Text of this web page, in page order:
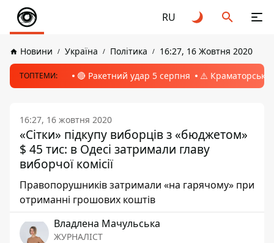
RU
Новини Україна Політика 16:27, 16 Жовтня 2020
ТОПТЕМИ: 🔴 Ракетний удар 5 серпня ⚠️ Краматорськ,
16:27, 16 жовтня 2020
«Сітки» підкупу виборців з «бюджетом»
$ 45 тис: в Одесі затримали главу
виборчої комісії
Правопорушників затримали «на гарячому» при
отриманні грошових коштів
Владлена Мачульська
ЖУРНАЛІСТ